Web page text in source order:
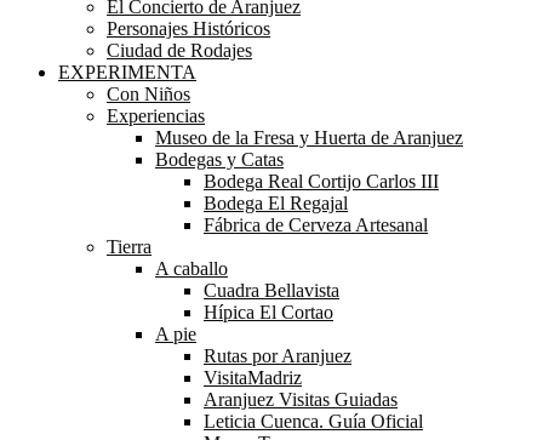
El Concierto de Aranjuez
Personajes Históricos
Ciudad de Rodajes
EXPERIMENTA
Con Niños
Experiencias
Museo de la Fresa y Huerta de Aranjuez
Bodegas y Catas
Bodega Real Cortijo Carlos III
Bodega El Regajal
Fábrica de Cerveza Artesanal
Tierra
A caballo
Cuadra Bellavista
Hípica El Cortao
A pie
Rutas por Aranjuez
VisitaMadriz
Aranjuez Visitas Guiadas
Leticia Cuenca. Guía Oficial